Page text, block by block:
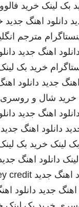
بک لینک خرید
دانلود اهنگ جدید
مترجم
دانلود اهنگ جدید
خرید بک
اهنگ جدید دانلود
خرید شال و روسری
دانلود اهنگ جدید
دانلود اهنگ جدید
لینک خرید بک
دانلود اهنگ
اهنگ جدید credit
اهنگ جدید دانلود